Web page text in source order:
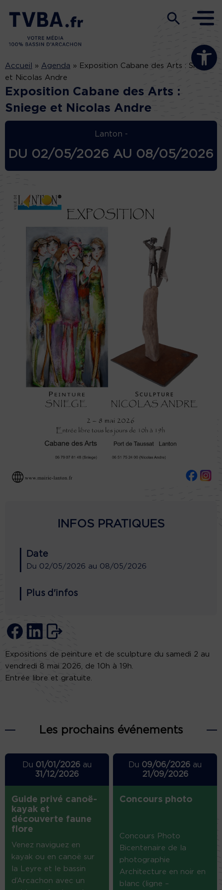
Ouvrir la
Accueil » Agenda » Exposition Cabane des Arts : Sniege
et Nicolas Andre
Exposition Cabane des Arts :
Sniege et Nicolas Andre
Lanton -
DU 02/05/2026 AU 08/05/2026
INFOS PRATIQUES
Date
Du 02/05/2026 au 08/05/2026
Plus d'infos
Expositions de peinture et de sculpture du samedi 2 au
vendredi 8 mai 2026, de 10h à 19h.
Entrée libre et gratuite.
Les prochains événements
Du 01/01/2026au
31/12/2026
Guide privé canoë-
kayak et
découverte faune
flore
Venez naviguez en
kayak ou en canoë sur
la Leyre et le bassin
d’Arcachon avec un
Du 09/06/2026 au
21/09/2026
Concours photo
Concours Photo
Bicentenaire de la
photographie
Architecture en noir en
blanc (ligne –